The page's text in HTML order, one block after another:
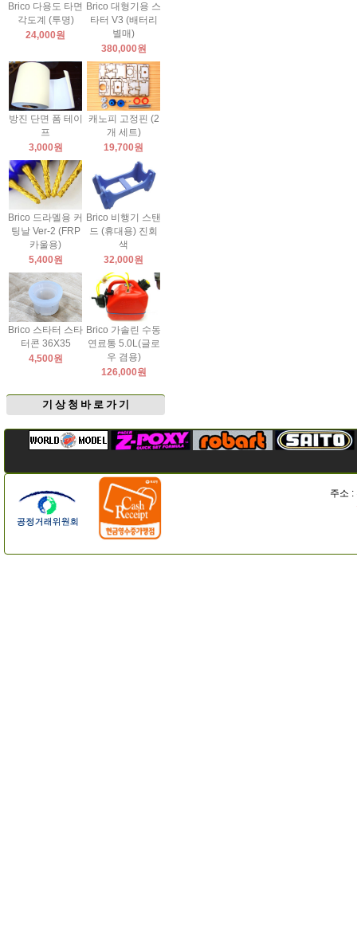
Brico 다용도 타면
각도계 (투명)
24,000원
Brico 대형기용 스
타터 V3 (배터리
별매)
380,000원
방진 단면 폼 테이
프
3,000원
캐노피 고정핀 (2
개 세트)
19,700원
Brico 드라멜용 커
팅날 Ver-2 (FRP
카울용)
5,400원
Brico 비행기 스탠
드 (휴대용) 진회
색
32,000원
Brico 스타터 스타
터콘 36X35
4,500원
Brico 가솔린 수동
연료통 5.0L(글로
우 겸용)
126,000원
기 상 청 바 로 가 기
주소